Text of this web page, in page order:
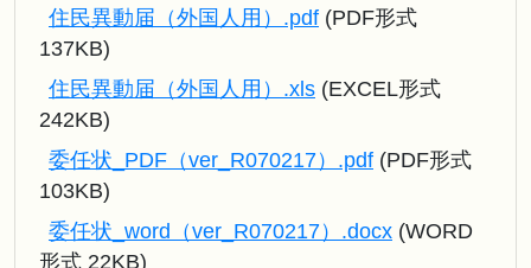
住民異動届（外国人用）.pdf (PDF形式
137KB)
住民異動届（外国人用）.xls (EXCEL形式
242KB)
委任状_PDF（ver_R070217）.pdf (PDF形式
103KB)
委任状_word（ver_R070217）.docx (WORD
形式 22KB)